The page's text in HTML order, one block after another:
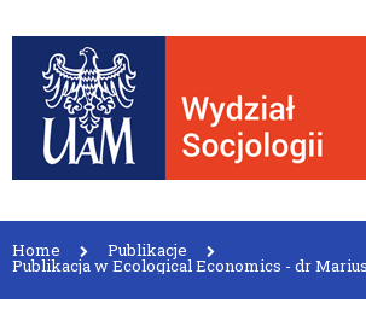
Home Publikacje
Publikacja w Ecological Economics - dr